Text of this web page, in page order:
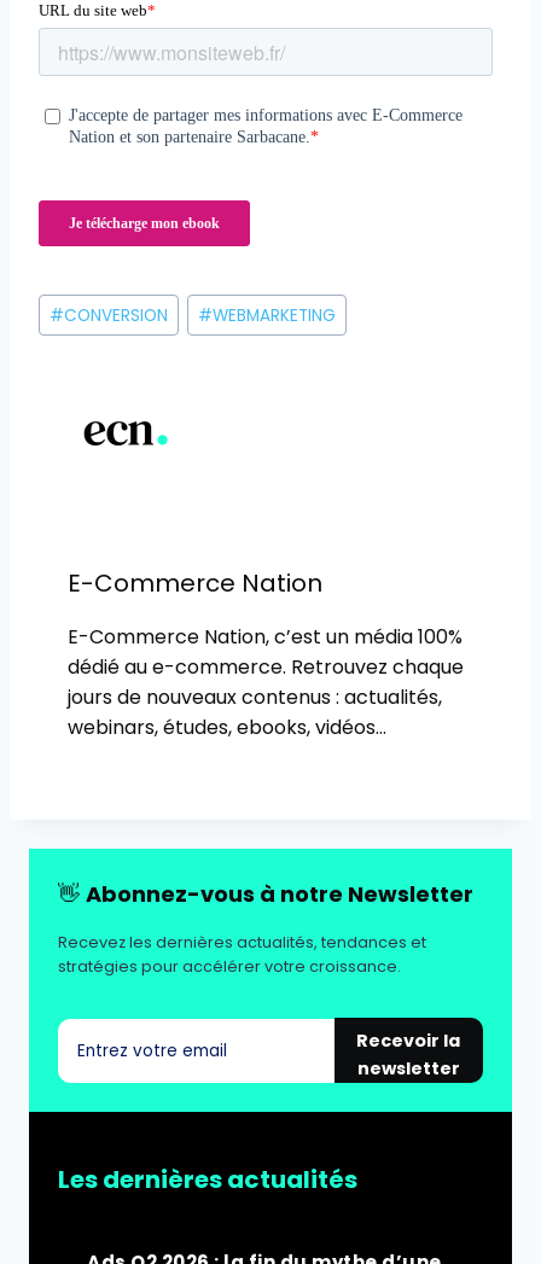
Étiquettes
de
#CONVERSION #WEBMARKETING
E-Commerce Nation
E-Commerce Nation, c’est un média 100%
dédié au e-commerce. Retrouvez chaque
jours de nouveaux contenus : actualités,
webinars, études, ebooks, vidéos…
👋 Abonnez-vous à notre Newsletter
Recevez les dernières actualités, tendances et
stratégies pour accélérer votre croissance.
Recevoir la
newsletter
Les dernières actualités